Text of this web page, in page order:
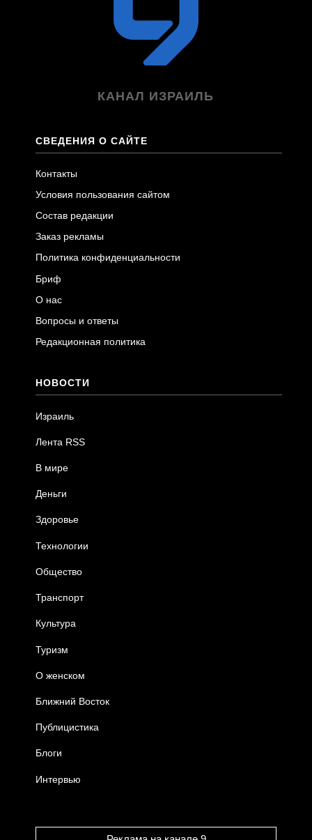
КАНАЛ ИЗРАИЛЬ
СВЕДЕНИЯ О САЙТЕ
Контакты
Условия пользования сайтом
Состав редакции
Заказ рекламы
Политика конфиденциальности
Бриф
О нас
Вопросы и ответы
Редакционная политика
НОВОСТИ
Израиль
Лента RSS
В мире
Деньги
Здоровье
Технологии
Общество
Транспорт
Культура
Туризм
О женском
Ближний Восток
Публицистика
Блоги
Интервью